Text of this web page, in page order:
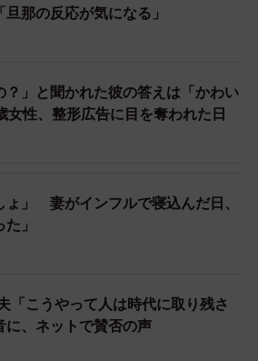
2/10
れた（B.B軍曹さん提供）
那の反応が気になる」
？」と聞かれた彼の答えは「かわい
性、整形広告に目を奪われた日
」 妻がインフルで寝込んだ日、
」
「こうやって人は時代に取り残さ
に、ネットで賛否の声